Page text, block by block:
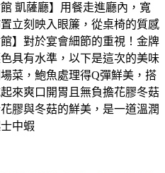
凱薩廳】用餐走進廳內，寬
立刻映入眼簾，從桌椅的質感
】對於宴會細節的重視！金牌
具有水準，以下是這次的美味
菜，鮑魚處理得Q彈鮮美，搭
來爽口開胃且無負擔花膠冬菇
膠與冬菇的鮮美，是一道溫潤
中蝦